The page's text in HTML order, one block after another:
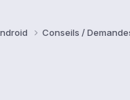
Conseils /